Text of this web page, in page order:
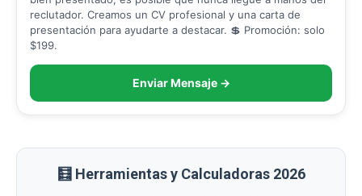
reclutador. Creamos un CV profesional y una carta de
presentación para ayudarte a destacar. 💲 Promoción: solo
$199.
Enviar Mensaje →
🧮 Herramientas y Calculadoras 2026